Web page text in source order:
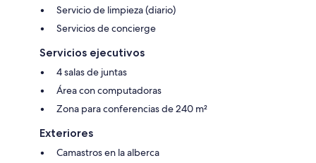
Servicio de limpieza (diario)
Servicios de concierge
Servicios ejecutivos
4 salas de juntas
Área con computadoras
Zona para conferencias de 240 m²
Exteriores
Camastros en la alberca